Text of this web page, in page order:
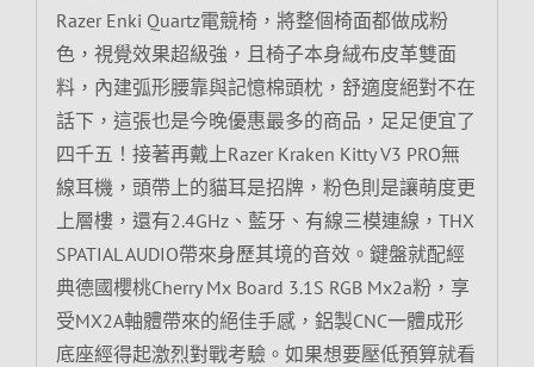
Razer Enki Quartz電競椅，將整個椅面都做成粉
色，視覺效果超級強，且椅子本身絨布皮革雙面
料，內建弧形腰靠與記憶棉頭枕，舒適度絕對不在
話下，這張也是今晚優惠最多的商品，足足便宜了
四千五！接著再戴上Razer Kraken Kitty V3 PRO無
線耳機，頭帶上的貓耳是招牌，粉色則是讓萌度更
上層樓，還有2.4GHz、藍牙、有線三模連線，THX
SPATIAL AUDIO帶來身歷其境的音效。鍵盤就配經
典德國櫻桃Cherry Mx Board 3.1S RGB Mx2a粉，享
受MX2A軸體帶來的絕佳手感，鋁製CNC一體成形
底座經得起激烈對戰考驗。如果想要壓低預算就看